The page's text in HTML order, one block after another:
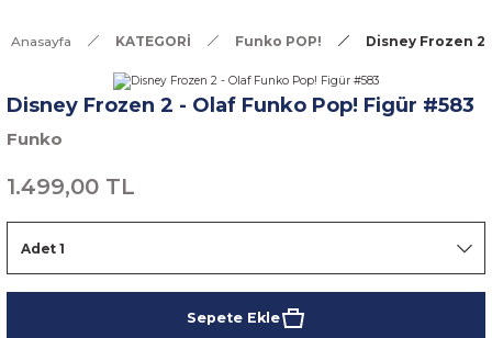
Anasayfa KATEGORİ Funko POP! Disney Frozen 2
Disney Frozen 2 - Olaf Funko Pop! Figür #583
Funko
1.499,00 TL
Sepete Ekle